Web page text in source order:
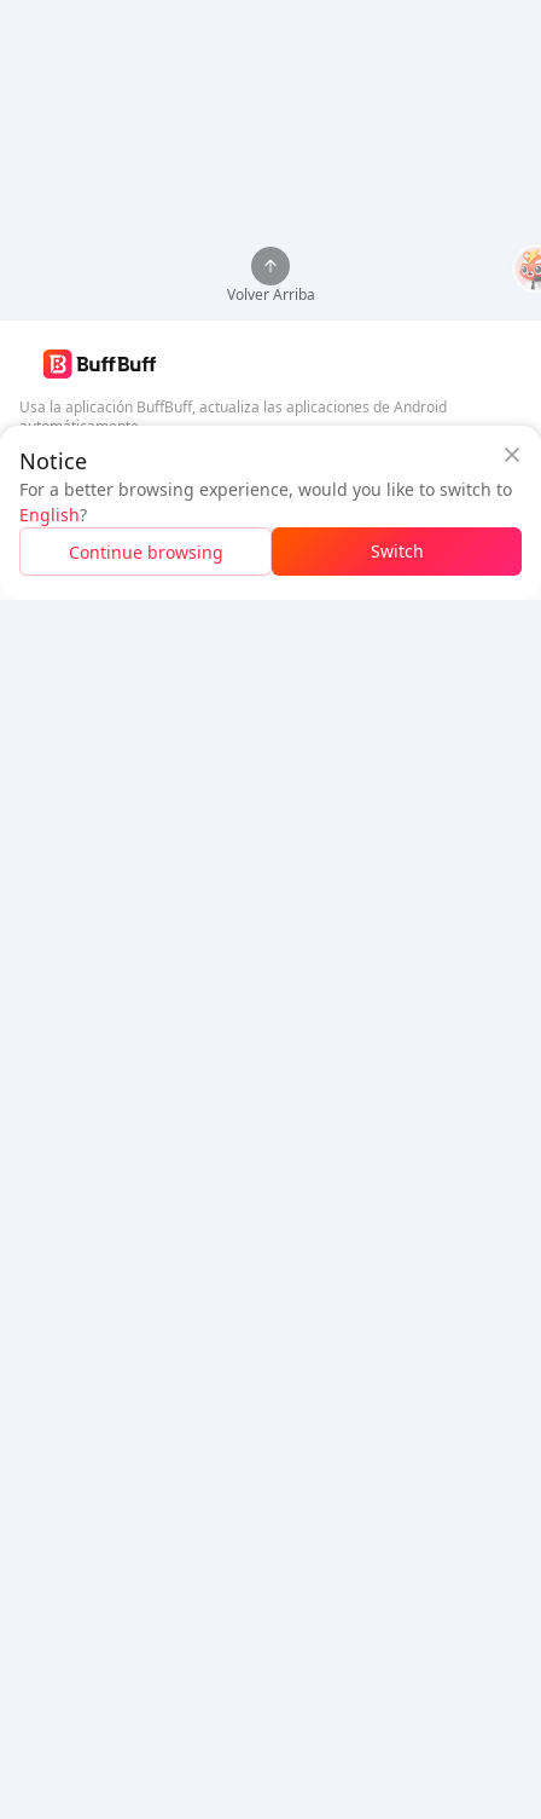
A pagar
Ahorrado$0.04
$1.02
Inicia sesiónparaobtener 50 puntos (0.50 USD)+1puntos (0.01
USD)
Recargar
Notice
For a better browsing experience, would you like to switch to
English?
Continue browsing
Switch
Volver Arriba
Usa la aplicación BuffBuff, actualiza las aplicaciones de Android
automáticamente
Descargar BuffBuff
Síguenos